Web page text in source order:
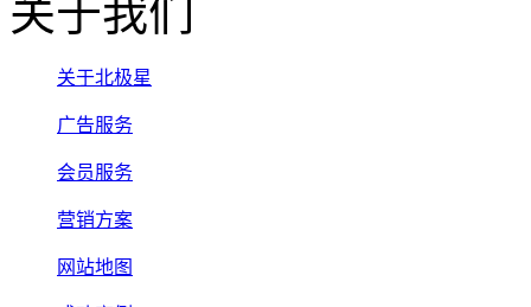
关于我们
关于北极星
广告服务
会员服务
营销方案
网站地图